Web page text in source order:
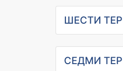
ШЕСТИ
СЕДМИ